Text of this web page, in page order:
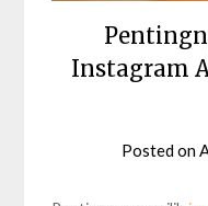
Instagram
Posted on